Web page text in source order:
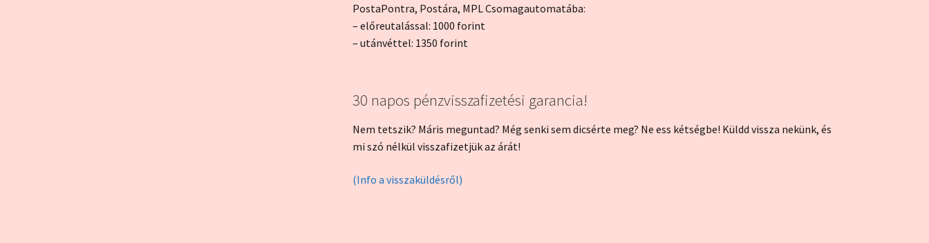
PostaPontra, Postára, MPL Csomagautomatába:
– előreutalással: 1000 forint
– utánvéttel: 1350 forint
30 napos pénzvisszafizetési garancia!
Nem tetszik? Máris meguntad? Még senki sem dicsérte meg? Ne ess kétségbe! Küldd vissza nekünk, és
mi szó nélkül visszafizetjük az árát!
(Info a visszaküldésről)